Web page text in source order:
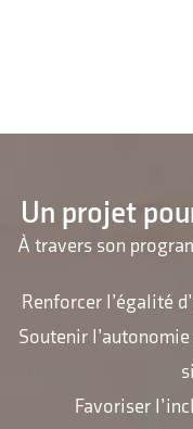
Un projet
À travers son
Renforcer l’égalité
Soutenir
Favoriser